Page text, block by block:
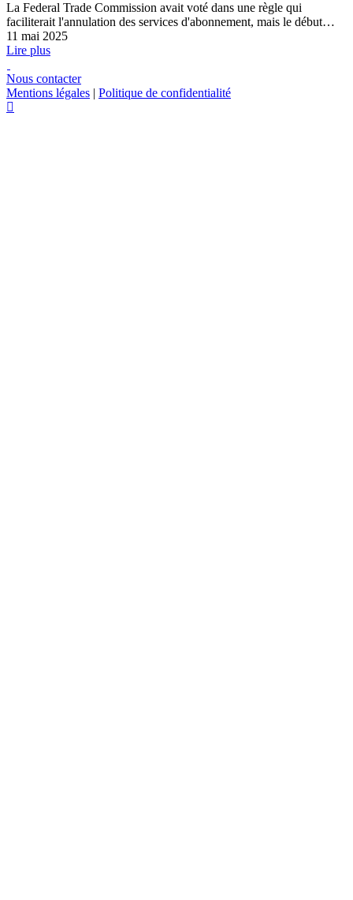
La Federal Trade Commission avait voté dans une règle qui
faciliterait l'annulation des services d'abonnement, mais le début…
11 mai 2025
Lire plus
Nous contacter
Mentions légales | Politique de confidentialité